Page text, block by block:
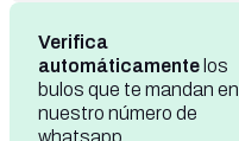
Verifica
automáticamente los
bulos que te mandan en
nuestro número de
whatsapp